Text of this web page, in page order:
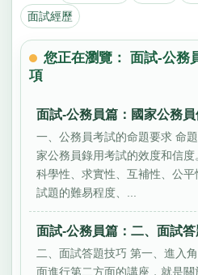
面試經歷
您正在瀏覽： 面試-公務
項
面試-公務員篇：國家公務
一、公務員考試的命題要求 命
家公務員錄用考試的效度和信
科學性、求實性、互補性、公平
試題的難易程度、...
面試-公務員篇：二、面試
二、面試答題技巧 第一、進入
面進行第二方面的講座，就是